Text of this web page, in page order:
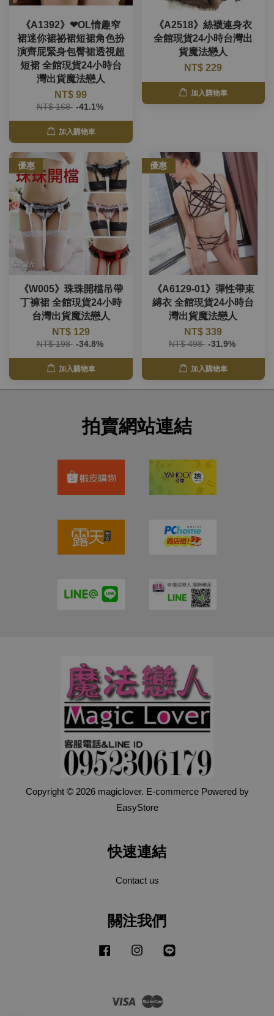
《A1392》❤OL情趣窄
裙迷你裙祕裙短裙角色扮
演齊屁緊身包臀裙透視超
短裙 全館現貨24小時台
灣出貨魔法戀人
NT$ 99
NT$ 168 -41.1%
加入購物車
《A2518》絲襪連身衣
全館現貨24小時台灣出
貨魔法戀人
NT$ 229
加入購物車
優惠
《W005》珠珠開檔吊帶
丁褲裙 全館現貨24小時
台灣出貨魔法戀人
NT$ 129
NT$ 198 -34.8%
加入購物車
優惠
《A6129-01》彈性帶束
縛衣 全館現貨24小時台
灣出貨魔法戀人
NT$ 339
NT$ 498 -31.9%
加入購物車
拍賣網站連結
Copyright © 2026 magiclover. E-commerce Powered by
EasyStore
快速連結
Contact us
關注我們
Facebook Instagram
Visa